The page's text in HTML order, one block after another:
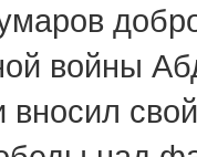
войны
вносил